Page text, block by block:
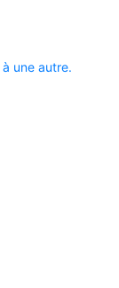
une autre.